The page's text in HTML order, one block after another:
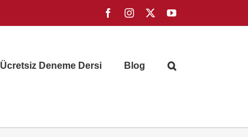
FacebookInstagram YouTube
Ücretsiz Deneme Dersi Blog